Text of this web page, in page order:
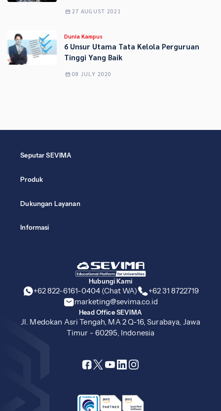
27 AUGUST 2021
Dunia Kampus
6 Unsur Utama Tata Kelola Perguruan
Tinggi Yang Baik
08 JULY 2020
Hubungi Kami
+62 822-6161-0404 (Chat WA)
+62 31 8722719
marketing@sevima.co.id
Head Office SEVIMA
Jl. Medokan Asri Tengah, MA 2 Q-16, Surabaya, Jawa
Timur - 60295, Indonesia
Seputar SEVIMA
Produk
Dukungan Layanan
Informasi